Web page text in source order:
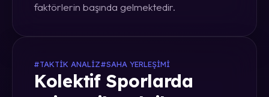
faktörlerin başında gelmektedir.
#TAKTIK ANALIZ#SAHA YERLEŞIMI
Kolektif Sporlarda